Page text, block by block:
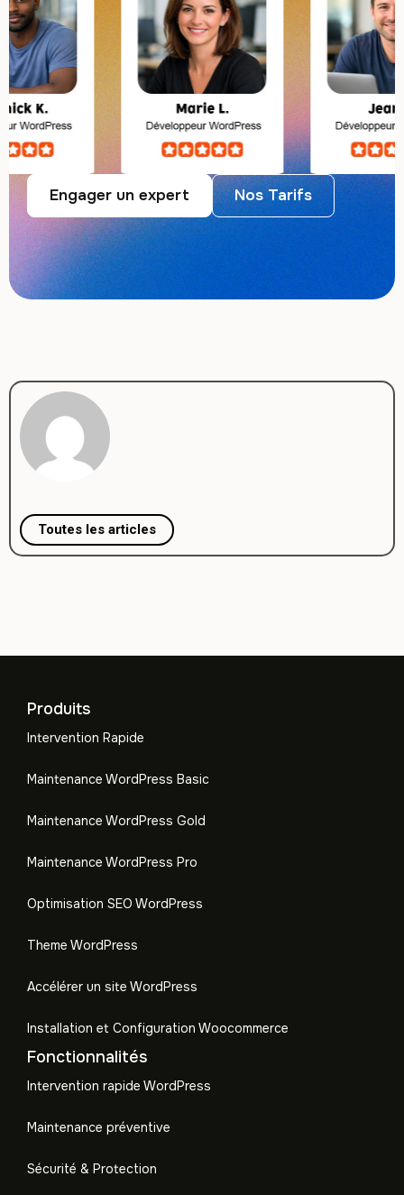
Engager un expert Nos Tarifs
Toutes les articles
Produits
Intervention Rapide
Maintenance WordPress Basic
Maintenance WordPress Gold
Maintenance WordPress Pro
Optimisation SEO WordPress
Theme WordPress
Accélérer un site WordPress
Installation et Configuration Woocommerce
Fonctionnalités
Intervention rapide WordPress
Maintenance préventive
Sécurité & Protection